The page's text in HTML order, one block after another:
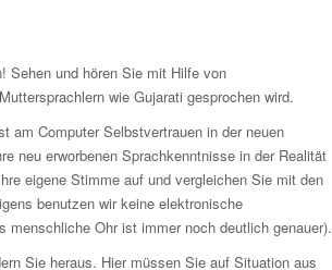
Sehen und hören Sie mit Hilfe von
wie Gujarati gesprochen wird.
am Computer Selbstvertrauen in der neuen
neu erworbenen Sprachkenntnisse in der Realität
eigene Stimme auf und vergleichen Sie mit den
benutzen wir keine elektronische
menschliche Ohr ist immer noch deutlich genauer).
Sie heraus. Hier müssen Sie auf Situation aus